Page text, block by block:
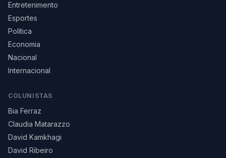
Entretenimento
Esportes
Política
Economia
Nacional
Internacional
COLUNISTAS
Bia Ferraz
Claudia Matarazzo
David Kamkhagi
David Ribeiro